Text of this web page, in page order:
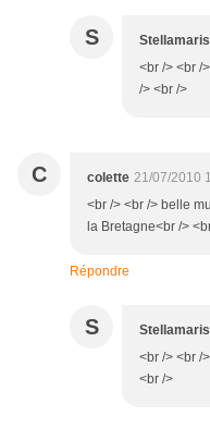
S Stellamaris
<br /> <br /
/> <br />
C colette 21/07/2010
<br /> <br /> belle
la Bretagne<br />
Répondre
S Stellamaris
<br /> <br /
<br />